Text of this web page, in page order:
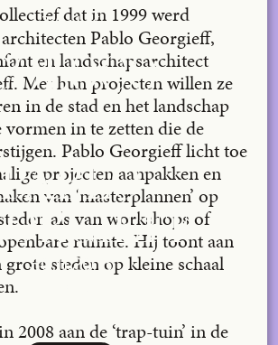
TA+LK
PABLO
30.11.2015
dat in 1999 werd
Pablo Georgieff,
en landschapsarchitect
Met hun projecten willen ze
in de stad en het landschap
in te zetten die de
Pablo Georgieff licht toe
projecten aanpakken en
van ‘masterplannen’ op
als van workshops of
ruimte. Hij toont aan
steden op kleine schaal
2008 aan de ‘trap-tuin’ in de